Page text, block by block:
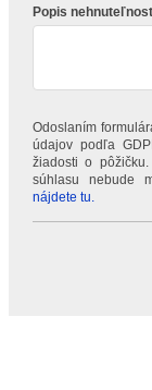
Popis
Odoslaním
údajov podľa
žiadosti o
súhlasu nebude
nájdete tu.